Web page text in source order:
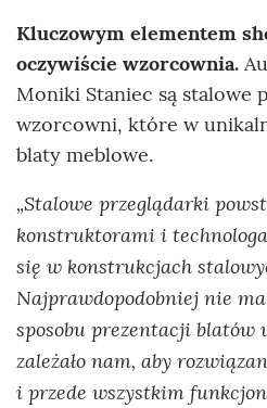
Kluczowym elementem
oczywiście wzorcownia.
Moniki Staniec są stalowe
wzorcowni, które w
blaty meblowe.
„Stalowe przeglądarki
konstruktorami i
się w konstrukcjach
Najprawdopodobniej nie
sposobu prezentacji blatów
zależało nam, aby
i przede wszystkim